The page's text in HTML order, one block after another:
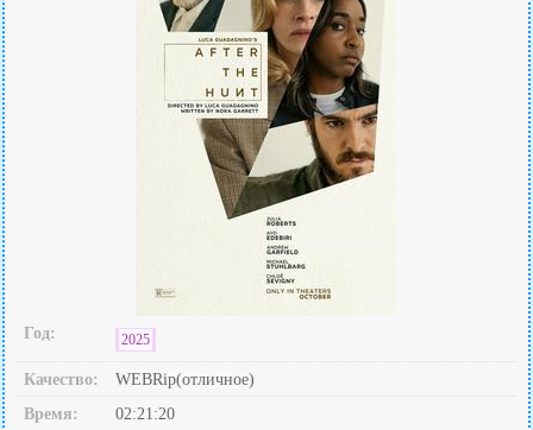
Год: 2025
Качество:
WEBRip(отличное)
Время:
02:21:20